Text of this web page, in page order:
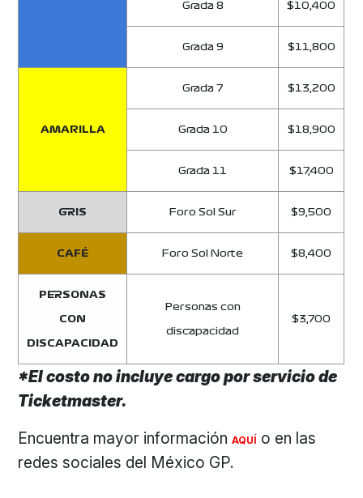
Grada 8 $10,400
Grada 9 $11,800
AMARILLA
Grada 7 $13,200
Grada 10 $18,900
Grada 11 $17,400
GRIS Foro Sol Sur $9,500
CAFÉ Foro Sol Norte $8,400
PERSONAS
CON
DISCAPACIDAD
Personas con
discapacidad
$3,700
*El costo no incluye cargo por servicio de
Ticketmaster.
Encuentra mayor informaciónAQUÍ o en las
redes sociales del México GP.